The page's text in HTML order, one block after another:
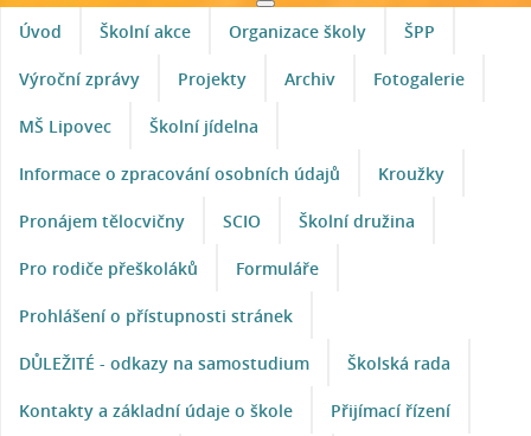
Úvod Školní akce Organizace školy ŠPP
Výroční zprávy Projekty Archiv Fotogalerie
MŠ Lipovec Školní jídelna
Informace o zpracování osobních údajů Kroužky
Pronájem tělocvičny SCIO Školní družina
Pro rodiče přeškoláků Formuláře
Prohlášení o přístupnosti stránek
DŮLEŽITÉ - odkazy na samostudium Školská rada
Kontakty a základní údaje o škole Přijímací řízení